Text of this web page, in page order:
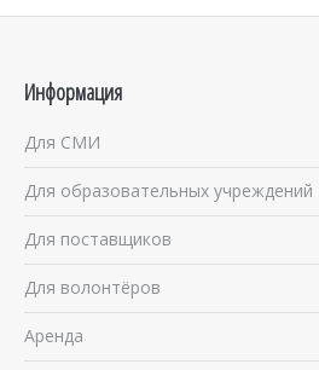
Информация
Для СМИ
Для образовательных учреждений
Для поставщиков
Для волонтёров
Аренда